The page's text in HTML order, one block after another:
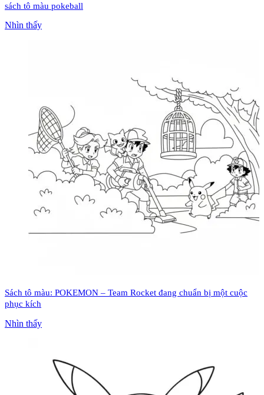
sách tô màu pokeball
Nhìn thấy
Sách tô màu: POKEMON – Team Rocket đang chuẩn bị một cuộc
phục kích
Nhìn thấy